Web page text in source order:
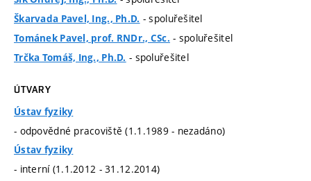
Škarvada Pavel, Ing., Ph.D. - spoluřešitel
Tománek Pavel, prof. RNDr., CSc. - spoluřešitel
Trčka Tomáš, Ing., Ph.D. - spoluřešitel
ÚTVARY
Ústav fyziky
- odpovědné pracoviště (1.1.1989 - nezadáno)
Ústav fyziky
- interní (1.1.2012 - 31.12.2014)